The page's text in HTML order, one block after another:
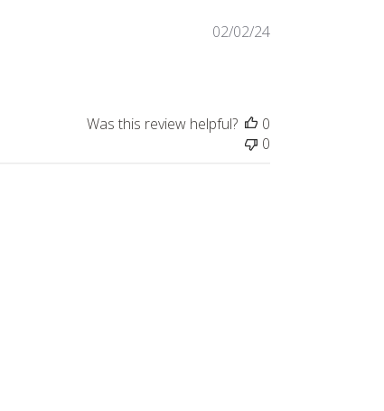
Published
02/02/24
Was this review helpful?
0
0